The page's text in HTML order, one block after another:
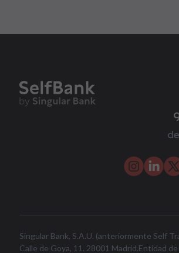
Singular Bank, S.A.U. (anteriormente Self
Calle de Goya, 11. 28001 Madrid.Entidad